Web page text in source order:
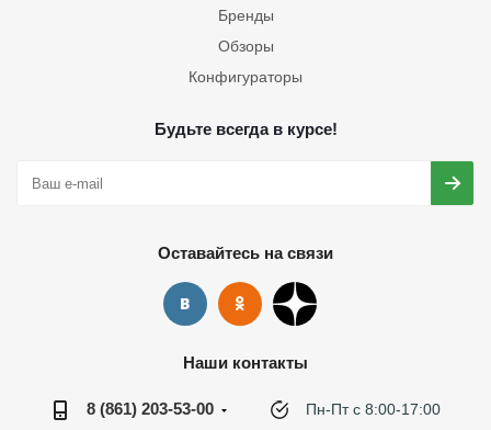
Бренды
Обзоры
Конфигураторы
Будьте всегда в курсе!
Оставайтесь на связи
Наши контакты
8 (861) 203-53-00 Пн-Пт с 8:00-17:00